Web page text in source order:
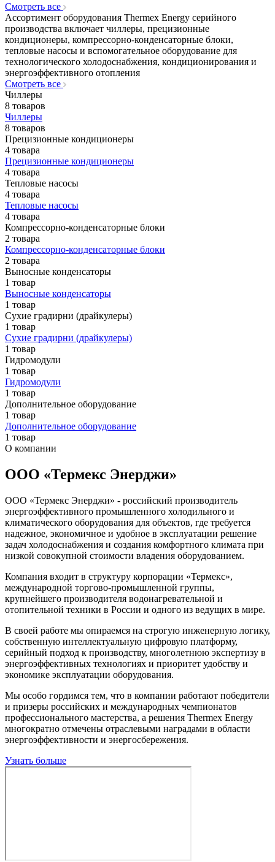
Смотреть все
Ассортимент оборудования Thermex Energy серийного
производства включает чиллеры, прецизионные
кондиционеры, компрессорно‑конденсаторные блоки,
тепловые насосы и вспомогательное оборудование для
технологического холодоснабжения, кондиционирования и
энергоэффективного отопления
Смотреть все
Чиллеры
8 товаров
Чиллеры
8 товаров
Прецизионные кондиционеры
4 товара
Прецизионные кондиционеры
4 товара
Тепловые насосы
4 товара
Тепловые насосы
4 товара
Компрессорно-конденсаторные блоки
2 товара
Компрессорно-конденсаторные блоки
2 товара
Выносные конденсаторы
1 товар
Выносные конденсаторы
1 товар
Сухие градирни (драйкулеры)
1 товар
Сухие градирни (драйкулеры)
1 товар
Гидромодули
1 товар
Гидромодули
1 товар
Дополнительное оборудование
1 товар
Дополнительное оборудование
1 товар
О компании
ООО «Термекс Энерджи»
ООО «Термекс Энерджи» - российский производитель
энергоэффективного промышленного холодильного и
климатического оборудования для объектов, где требуется
надежное, экономичное и удобное в эксплуатации решение
задач холодоснабжения и создания комфортного климата при
низкой совокупной стоимости владения оборудованием.
Компания входит в структуру корпорации «Термекс»,
международной торгово-промышленной группы,
крупнейшего производителя водонагревательной и
отопительной техники в России и одного из ведущих в мире.
В своей работе мы опираемся на строгую инженерную логику,
собственную интеллектуальную цифровую платформу,
серийный подход к производству, многолетнюю экспертизу в
энергоэффективных технологиях и приоритет удобству и
экономике эксплуатации оборудования.
Мы особо гордимся тем, что в компании работают победители
и призеры российских и международных чемпионатов
профессионального мастерства, а решения Thermex Energy
многократно отмечены отраслевыми наградами в области
энергоэффективности и энергосбережения.
Узнать больше